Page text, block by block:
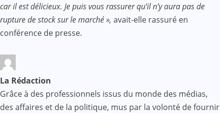
car il est délicieux. Je puis vous rassurer qu’il n’y aura pas de
rupture de stock sur le marché », avait-elle rassuré en
conférence de presse.
La Rédaction
Grâce à des professionnels issus du monde des médias,
des affaires et de la politique, mus par la volonté de fournir